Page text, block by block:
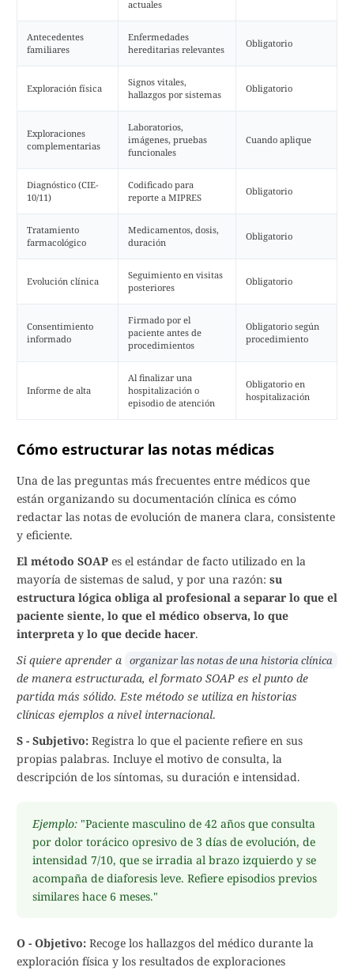
actuales
Antecedentes
familiares
Enfermedades
hereditarias relevantes
Obligatorio
Exploración física
Signos vitales,
hallazgos por sistemas
Obligatorio
Exploraciones
complementarias
Laboratorios,
imágenes, pruebas
funcionales
Cuando aplique
Diagnóstico (CIE-
10/11)
Codificado para
reporte a MIPRES
Obligatorio
Tratamiento
farmacológico
Medicamentos, dosis,
duración
Obligatorio
Evolución clínica
Seguimiento en visitas
posteriores
Obligatorio
Consentimiento
informado
Firmado por el
paciente antes de
procedimientos
Obligatorio según
procedimiento
Informe de alta
Al finalizar una
hospitalización o
episodio de atención
Obligatorio en
hospitalización
Cómo estructurar las notas médicas
Una de las preguntas más frecuentes entre médicos que
están organizando su documentación clínica es cómo
redactar las notas de evolución de manera clara, consistente
y eficiente.
El método SOAP es el estándar de facto utilizado en la
mayoría de sistemas de salud, y por una razón: su
estructura lógica obliga al profesional a separar lo que el
paciente siente, lo que el médico observa, lo que
interpreta y lo que decide hacer.
Si quiere aprender a organizar las notas de una historia clínica
de manera estructurada, el formato SOAP es el punto de
partida más sólido. Este método se utiliza en historias
clínicas ejemplos a nivel internacional.
S - Subjetivo: Registra lo que el paciente refiere en sus
propias palabras. Incluye el motivo de consulta, la
descripción de los síntomas, su duración e intensidad.
Ejemplo: "Paciente masculino de 42 años que consulta
por dolor torácico opresivo de 3 días de evolución, de
intensidad 7/10, que se irradia al brazo izquierdo y se
acompaña de diaforesis leve. Refiere episodios previos
similares hace 6 meses."
O - Objetivo: Recoge los hallazgos del médico durante la
exploración física y los resultados de exploraciones